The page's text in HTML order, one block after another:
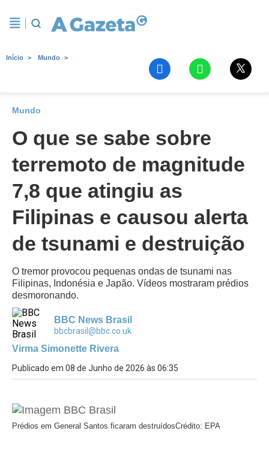
Início Mundo
Mundo
O que se sabe sobre
terremoto de magnitude
7,8 que atingiu as
Filipinas e causou alerta
de tsunami e destruição
O tremor provocou pequenas ondas de tsunami nas
Filipinas, Indonésia e Japão. Vídeos mostraram prédios
desmoronando.
BBC News Brasil
bbcbrasil@bbc.co.uk
Virma Simonette Rivera
Publicado em 08 de Junho de 2026 às 06:35
Prédios em General Santos ficaram destruídosCrédito: EPA